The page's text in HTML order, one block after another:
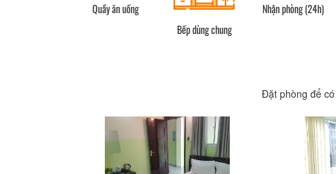
Quầy ăn uống
Bếp dùng chung
Nhận phòng (24h)
Đặt phòng để